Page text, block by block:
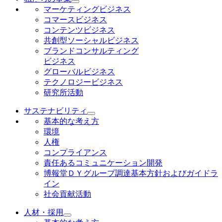
マーケティングビジネス
コマースビジネス
コンテンツビジネス
共創型ソーシャルビジネス
ブランドコンサルティング
ビジネス
グローバルビジネス
テクノロジービジネス
研究所活動
サステナビリティ
基本的な考え方
環境
人権
コンプライアンス
責任あるコミュニケーション開発
博報堂ＤＹグループ調達基本方針およびガイドラ
イン
社会貢献活動
人材・採用